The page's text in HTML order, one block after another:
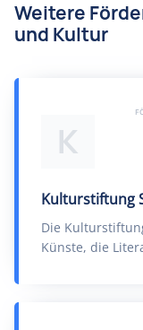
Weitere
und Kultur
K
Kulturstiftung
Die
Künste, die